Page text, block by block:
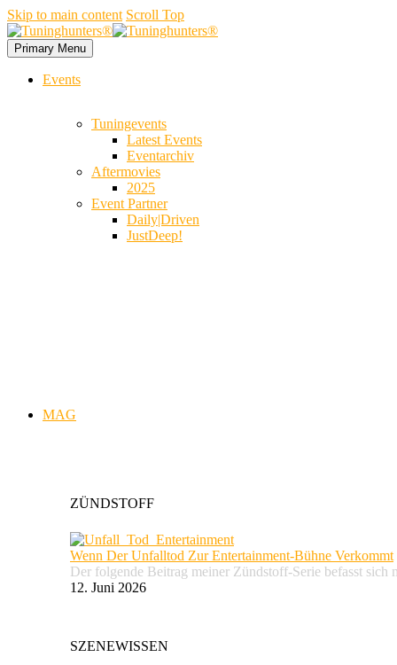
Skip to main content Scroll Top
Primary Menu
Events
Tuningevents
Latest Events
Eventarchiv
Aftermovies
2025
Event Partner
Daily|Driven
JustDeep!
MAG
ZÜNDSTOFF
Wenn Der Unfalltod Zur Entertainment-Bühne Verkommt
Der folgende Beitrag meiner Zündstoff-Serie befasst
12. Juni 2026
SZENEWISSEN